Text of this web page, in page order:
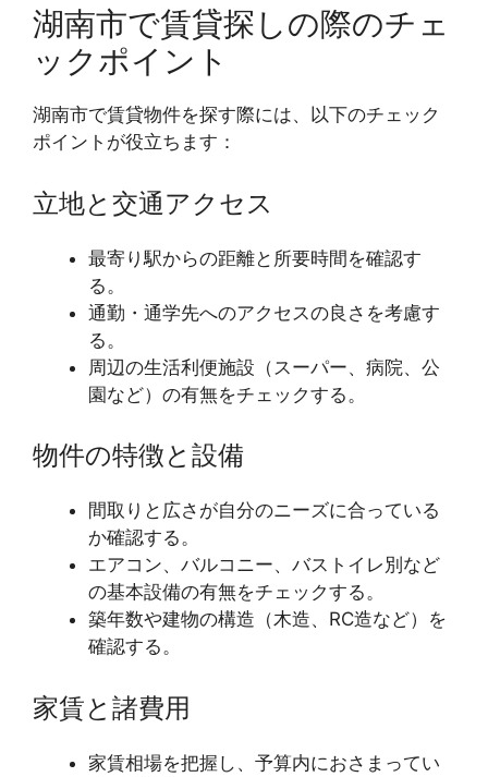
湖南市で賃貸探しの際のチェ
ックポイント
湖南市で賃貸物件を探す際には、以下のチェック
ポイントが役立ちます：
立地と交通アクセス
最寄り駅からの距離と所要時間を確認す
る。
通勤・通学先へのアクセスの良さを考慮す
る。
周辺の生活利便施設（スーパー、病院、公
園など）の有無をチェックする。
物件の特徴と設備
間取りと広さが自分のニーズに合っている
か確認する。
エアコン、バルコニー、バストイレ別など
の基本設備の有無をチェックする。
築年数や建物の構造（木造、RC造など）を
確認する。
家賃と諸費用
家賃相場を把握し、予算内におさまってい